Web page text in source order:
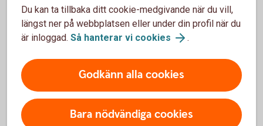
Internetbanken och telefontjänsten Kundcenter
avslutas
Tjänsten e-faktura sägs upp, och alla framtida
Dispositionsrätter för god man, förvaltare och
övriga personer tas bort
dödsboets adress
Du kan ta tillbaka ditt cookie-medgivande när du vill,
längst ner på webbplatsen eller under din profil när du
är inloggad. Så hanterar vi cookies .
Godkänn alla cookies
Bara nödvändiga cookies